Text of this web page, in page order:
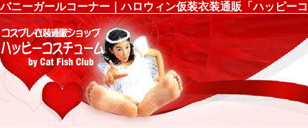
バニーガールコーナー｜ハロウィン仮装衣装通販「ハッピーコ